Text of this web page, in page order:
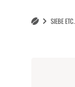
SIEBE ETC.